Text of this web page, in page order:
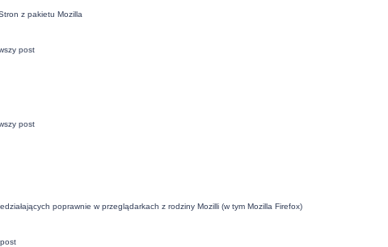
z pakietu Mozilla
poprawnie w przeglądarkach z rodziny Mozilli (w tym Mozilla Firefox)